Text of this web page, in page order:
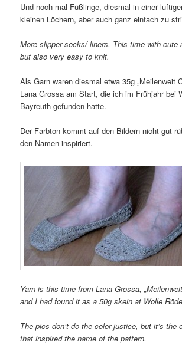
Und noch mal Füßlinge, diesmal in einer
kleinen Löchern, aber auch ganz einfach zu
More slipper socks/ liners. This time with cute
but also very easy to knit.
Als Garn waren diesmal etwa 35g „Meilenweit
Lana Grossa am Start, die ich im Frühjahr bei
Bayreuth gefunden hatte.
Der Farbton kommt auf den Bildern nicht gut
den Namen inspiriert.
Yarn is this time from Lana Grossa,
and I had found it as a 50g skein at Wolle
The pics don’t do the color justice, but it’s the
that inspired the name of the pattern.